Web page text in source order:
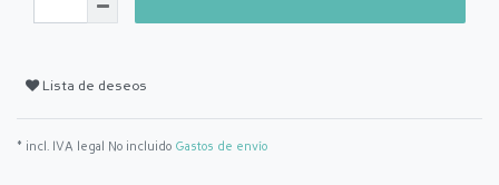
Lista de deseos
* incl. IVA legal No incluido Gastos de envío